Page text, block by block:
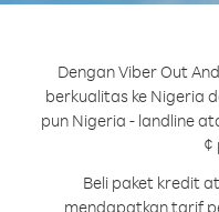
Dengan Viber Out
berkualitas ke Nigeria
pun Nigeria - landline
¢
Beli paket kredit
mendapatkan tarif